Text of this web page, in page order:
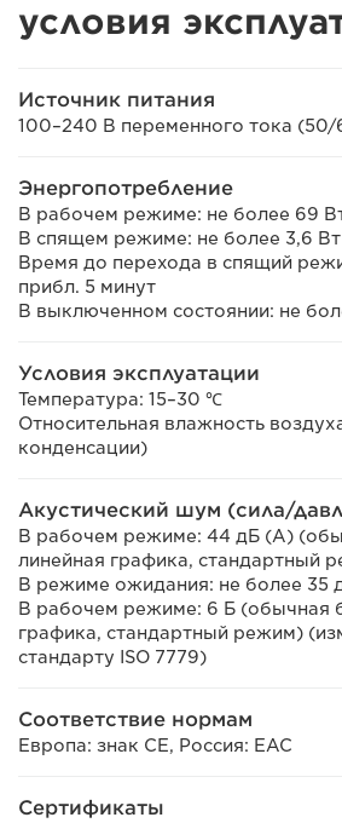
условия
Источник питания
100–240 В переменного тока (50/
Энергопотребление
В рабочем режиме: не более 69
В спящем режиме: не более 3,6 Вт
Время до перехода в спящий
прибл. 5 минут
В выключенном состоянии: не
Условия эксплуатации
Температура: 15–30 ℃
Относительная влажность
конденсации)
Акустический шум (сила/
В рабочем режиме: 44 дБ (А)
линейная графика, стандартный
В режиме ожидания: не более 35
В рабочем режиме: 6 Б (обычная
графика, стандартный режим)
стандарту ISO 7779)
Соответствие нормам
Европа: знак CE, Россия: EAC
Сертификаты